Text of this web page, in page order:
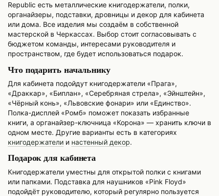
Republic есть металлические книгодержатели, полки,
органайзеры, подставки, дровницы и декор для кабинета
или дома. Все изделия мы создаём в собственной
мастерской в Черкассах. Выбор стоит согласовывать с
бюджетом команды, интересами руководителя и
пространством, где будет использоваться подарок.
Что подарить начальнику
Для кабинета подойдут книгодержатели «Прага»,
«Драккар», «Биплан», «Серебряная стрела», «Эйнштейн»,
«Чёрный конь», «Львовские фонари» или «Единство».
Полка-дисплей «Ромб» поможет показать избранные
книги, а органайзер-ключница «Корона» — хранить ключи в
одном месте. Другие варианты есть в категориях
книгодержатели и настенный декор.
Подарок для кабинета
Книгодержатели уместны для открытой полки с книгами
или папками. Подставка для наушников «Pink Floyd»
подойдёт руководителю, который регулярно пользуется